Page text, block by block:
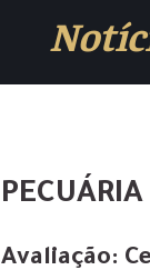
Avaliação: